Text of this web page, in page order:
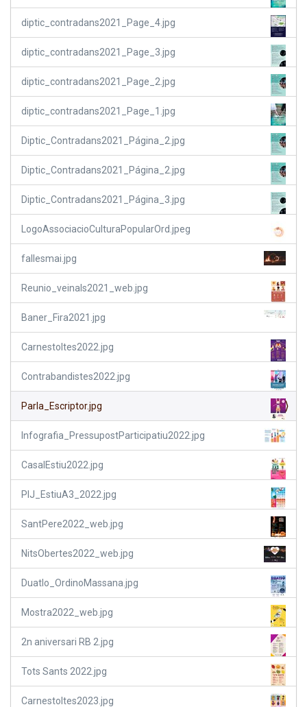
diptic_contradans2021_Page_4.jpg
diptic_contradans2021_Page_3.jpg
diptic_contradans2021_Page_2.jpg
diptic_contradans2021_Page_1.jpg
Diptic_Contradans2021_Página_2.jpg
Diptic_Contradans2021_Página_2.jpg
Diptic_Contradans2021_Página_3.jpg
LogoAssociacioCulturaPopularOrd.jpeg
fallesmai.jpg
Reunio_veinals2021_web.jpg
Baner_Fira2021.jpg
Carnestoltes2022.jpg
Contrabandistes2022.jpg
Parla_Escriptor.jpg
Infografia_PressupostParticipatiu2022.jpg
CasalEstiu2022.jpg
PIJ_EstiuA3_2022.jpg
SantPere2022_web.jpg
NitsObertes2022_web.jpg
Duatlo_OrdinoMassana.jpg
Mostra2022_web.jpg
2n aniversari RB 2.jpg
Tots Sants 2022.jpg
Carnestoltes2023.jpg